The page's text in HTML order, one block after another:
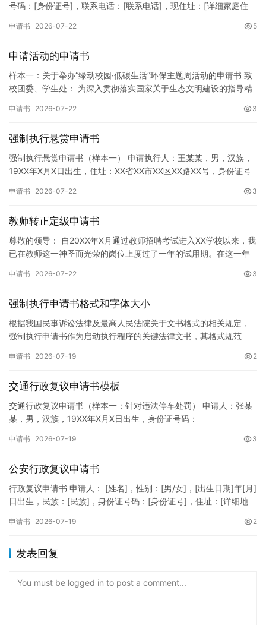
号码：[身份证号]，联系电话：[联系电话]，现住址：[详细家庭住
申请书 2026-07-22 5
申请活动的申请书
样本一：关于举办“绿动校园·低碳生活”环保主题周活动的申请书 致
校团委、学生处： 为深入贯彻落实国家关于生态文明建设的指导精
申请书 2026-07-22 3
强制执行悬赏申请书
强制执行悬赏申请书（样本一） 申请执行人：王某某，男，汉族，
19XX年X月X日出生，住址：XX省XX市XX区XX路XX号，身份证号
申请书 2026-07-22 3
教师转正定级申请书
尊敬的领导： 自20XX年X月通过教师招聘考试进入XX学校以来，我
已在教师这一神圣而光荣的岗位上度过了一年的试用期。在这一年
申请书 2026-07-22 3
强制执行申请书格式和字体大小
根据我国民事诉讼法律及最高人民法院关于文书格式的相关规定，
强制执行申请书作为启动执行程序的关键法律文书，其格式规范
纸张与…
申请书 2026-07-19 2
交通行政复议申请书模板
交通行政复议申请书（样本一：针对违法停车处罚） 申请人：张某
某，男，汉族，19XX年X月X日出生，身份证号码：
申请书 2026-07-19 3
公安行政复议申请书
行政复议申请书 申请人： [姓名]，性别：[男/女]，[出生日期]年[月]
日出生，民族：[民族]，身份证号码：[身份证号]，住址：[详细地
申请书 2026-07-19 2
发表回复
You must be logged in to post a comment...